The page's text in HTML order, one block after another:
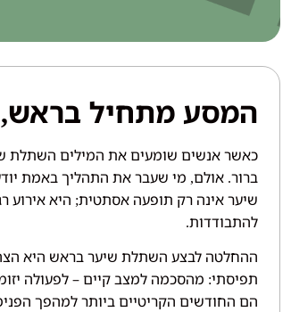
המסע מתחיל בראש,
כאשר אנשים שומעים את המילים השתלת
ברור. אולם, מי שעבר את התהליך באמת
שיער אינה רק תופעה אסתטית; היא אירוע
להתבודדות.
ההחלטה לבצע השתלת שיער בראש היא
תפיסתי: מהסכמה למצב קיים – לפעולה
הם החודשים הקריטיים ביותר למהפך